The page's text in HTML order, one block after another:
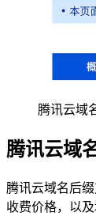
腾讯云域
腾讯云域
腾讯云域名后
收费价格，以